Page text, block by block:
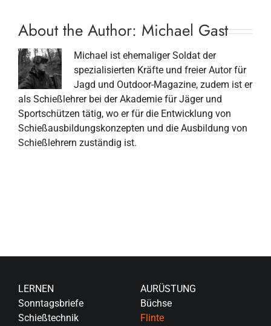
About the Author: Michael Gast
Michael ist ehemaliger Soldat der
spezialisierten Kräfte und freier Autor für
Jagd und Outdoor-Magazine, zudem ist er
als Schießlehrer bei der Akademie für Jäger und
Sportschützen tätig, wo er für die Entwicklung von
Schießausbildungskonzepten und die Ausbildung von
Schießlehrern zuständig ist.
LERNEN
Sonntagsbriefe
Schießtechnik
AURÜSTUNG
Büchse
Flinte